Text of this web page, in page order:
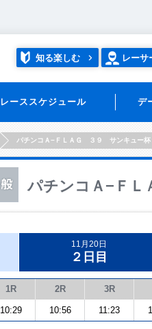
知る楽しむ レーサ
レーススケジュール デ
パチンコＡ−ＦＬＡＧ ３９ サンキュー杯
パチンコＡ−Ｆ
11月20日
２日目
1R 2R 3R
10:29 10:56 11:23